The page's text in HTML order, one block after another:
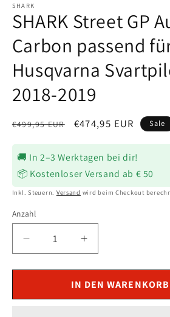
SHARK
SHARK Street GP
Carbon passend
Husqvarna
2018-2019
Normaler
€499,95 EUR Verkaufspreis
€474,95 EUR Sale
🚚 In 2–3 Werktagen bei dir!
📦 Kostenloser Versand ab € 50
Inkl. Steuern. Versand wird beim Checkout
Anzahl
Verringere
die
Menge
SHARK
Erhöhe
die
Menge
für
SHARK
IN DEN